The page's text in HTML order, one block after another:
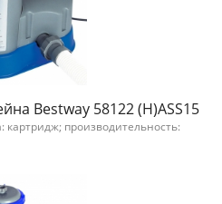
Bestway 58122 (H)ASS15
производительность: